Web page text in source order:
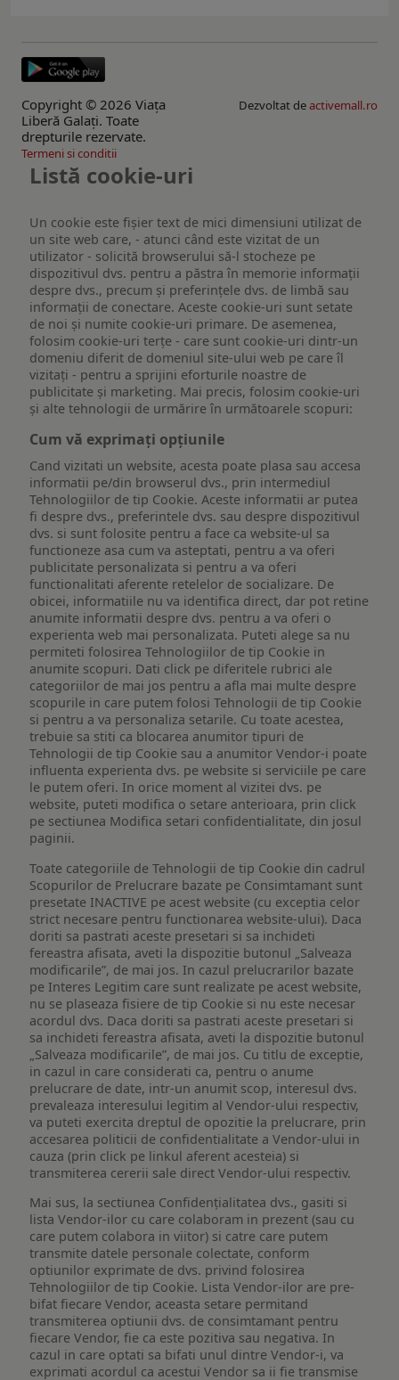
Copyright © 2026 Viaţa
Liberă Galaţi. Toate
drepturile rezervate.
Dezvoltat deactivemall.ro
Termeni si conditii
Listă cookie-uri
Un cookie este fişier text de mici dimensiuni utilizat de
un site web care, - atunci când este vizitat de un
utilizator - solicită browserului să-l stocheze pe
dispozitivul dvs. pentru a păstra în memorie informații
despre dvs., precum și preferințele dvs. de limbă sau
informații de conectare. Aceste cookie-uri sunt setate
de noi și numite cookie-uri primare. De asemenea,
folosim cookie-uri terțe - care sunt cookie-uri dintr-un
domeniu diferit de domeniul site-ului web pe care îl
vizitați - pentru a sprijini eforturile noastre de
publicitate și marketing. Mai precis, folosim cookie-uri
și alte tehnologii de urmărire în următoarele scopuri:
Cum vă exprimați opțiunile
Cand vizitati un website, acesta poate plasa sau accesa
informatii pe/din browserul dvs., prin intermediul
Tehnologiilor de tip Cookie. Aceste informatii ar putea
fi despre dvs., preferintele dvs. sau despre dispozitivul
dvs. si sunt folosite pentru a face ca website-ul sa
functioneze asa cum va asteptati, pentru a va oferi
publicitate personalizata si pentru a va oferi
functionalitati aferente retelelor de socializare. De
obicei, informatiile nu va identifica direct, dar pot retine
anumite informatii despre dvs. pentru a va oferi o
experienta web mai personalizata. Puteti alege sa nu
permiteti folosirea Tehnologiilor de tip Cookie in
anumite scopuri. Dati click pe diferitele rubrici ale
categoriilor de mai jos pentru a afla mai multe despre
scopurile in care putem folosi Tehnologii de tip Cookie
si pentru a va personaliza setarile. Cu toate acestea,
trebuie sa stiti ca blocarea anumitor tipuri de
Tehnologii de tip Cookie sau a anumitor Vendor-i poate
influenta experienta dvs. pe website si serviciile pe care
le putem oferi. In orice moment al vizitei dvs. pe
website, puteti modifica o setare anterioara, prin click
pe sectiunea Modifica setari confidentialitate, din josul
paginii.
Toate categoriile de Tehnologii de tip Cookie din cadrul
Scopurilor de Prelucrare bazate pe Consimtamant sunt
presetate INACTIVE pe acest website (cu exceptia celor
strict necesare pentru functionarea website-ului). Daca
doriti sa pastrati aceste presetari si sa inchideti
fereastra afisata, aveti la dispozitie butonul „Salveaza
modificarile”, de mai jos. In cazul prelucrarilor bazate
pe Interes Legitim care sunt realizate pe acest website,
nu se plaseaza fisiere de tip Cookie si nu este necesar
acordul dvs. Daca doriti sa pastrati aceste presetari si
sa inchideti fereastra afisata, aveti la dispozitie butonul
„Salveaza modificarile”, de mai jos. Cu titlu de exceptie,
in cazul in care considerati ca, pentru o anume
prelucrare de date, intr-un anumit scop, interesul dvs.
prevaleaza interesului legitim al Vendor-ului respectiv,
va puteti exercita dreptul de opozitie la prelucrare, prin
accesarea politicii de confidentialitate a Vendor-ului in
cauza (prin click pe linkul aferent acesteia) si
transmiterea cererii sale direct Vendor-ului respectiv.
Mai sus, la sectiunea Confidențialitatea dvs., gasiti si
lista Vendor-ilor cu care colaboram in prezent (sau cu
care putem colabora in viitor) si catre care putem
transmite datele personale colectate, conform
optiunilor exprimate de dvs. privind folosirea
Tehnologiilor de tip Cookie. Lista Vendor-ilor are pre-
bifat fiecare Vendor, aceasta setare permitand
transmiterea optiunii dvs. de consimtamant pentru
fiecare Vendor, fie ca este pozitiva sau negativa. In
cazul in care optati sa bifati unul dintre Vendor-i, va
exprimati acordul ca acestui Vendor sa ii fie transmise